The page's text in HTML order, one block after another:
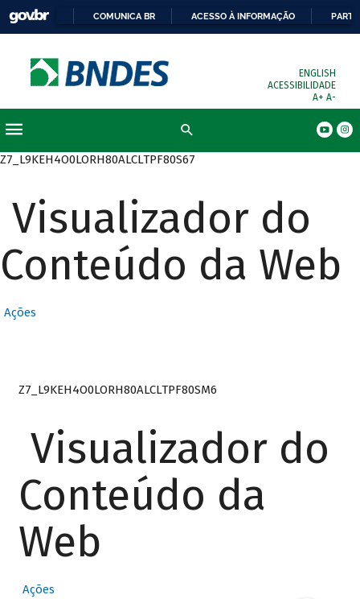
COMUNICA BR ACESSO À INFORMAÇÃO
ENGLISH
ACESSIBILIDADE
A+ A-
Z7_L9KEH4O0LORH80ALCLTPF80S67
Visualizador do
Conteúdo da Web
Ações
Z7_L9KEH4O0LORH80ALCLTPF80SM6
Visualizador do
Conteúdo da
Web
Ações